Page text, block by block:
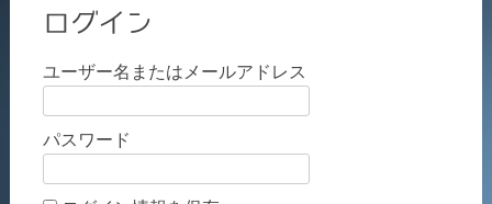
ログイン
ユーザー名またはメールアドレス
パスワード